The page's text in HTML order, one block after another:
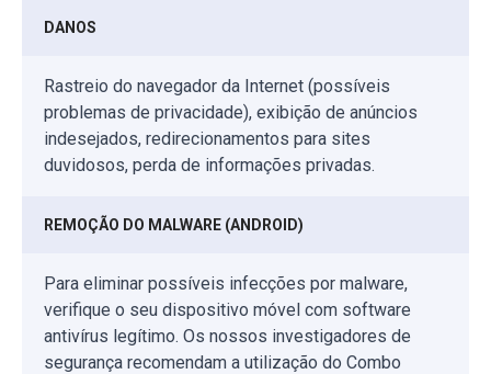
DANOS
Rastreio do navegador da Internet (possíveis
problemas de privacidade), exibição de anúncios
indesejados, redirecionamentos para sites
duvidosos, perda de informações privadas.
REMOÇÃO DO MALWARE (ANDROID)
Para eliminar possíveis infecções por malware,
verifique o seu dispositivo móvel com software
antivírus legítimo. Os nossos investigadores de
segurança recomendam a utilização do Combo